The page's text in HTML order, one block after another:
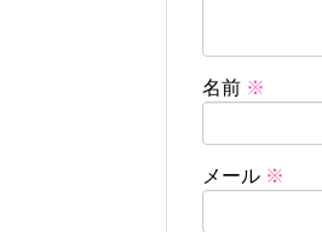
名前 ※
メール ※